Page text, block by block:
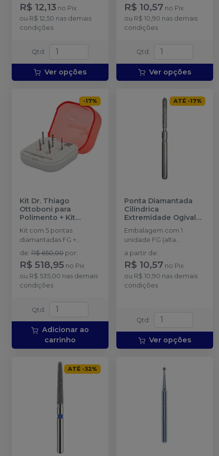
R$ 12,13 no Pix
ou R$ 12,50 nas demais
condições
Qtd :
Ver opções
R$ 10,57 no Pix
ou R$ 10,90 nas demais
condições
Qtd :
Ver opções
-17%
Kit Dr. Thiago
Ottoboni para
Polimento + Kit
Invicta Facetas
AMERICAN BURRS
Kit com 5 pontas
diamantadas FG +
Broqueiro com 34 furos.
de: R$ 650,00 por:
R$ 518,95 no Pix
ou R$ 535,00 nas demais
condições
Qtd :
Adicionar ao
carrinho
ATÉ -17%
Ponta Diamantada
Cilíndrica
Extremidade Ogival
- KG SORENSEN
Embalagem com 1
unidade FG (alta
rotação).
a partir de:
R$ 10,57 no Pix
ou R$ 10,90 nas demais
condições
Qtd :
Ver opções
ATÉ -32%